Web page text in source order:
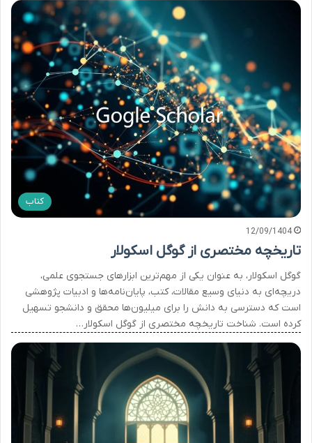
کتاب
12/09/1404
تاریخچه مختصری از گوگل اسکولار
گوگل اسکولار، به عنوان یکی از مهم‌ترین ابزارهای جستجوی علمی،
دریچه‌ای به دنیای وسیع مقالات، کتب، پایان‌نامه‌ها و ادبیات پژوهشی
است که دسترسی به دانش را برای میلیون‌ها محقق و دانشجو تسهیل
کرده است. شناخت تاریخچه مختصری از گوگل اسکولار…